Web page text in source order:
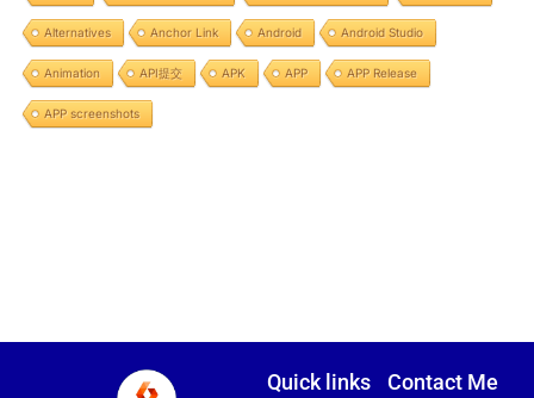
Alternatives Anchor Link Android Android Studio
Animation API提交 APK APP APP Release
APP screenshots
Quick links Contact Me